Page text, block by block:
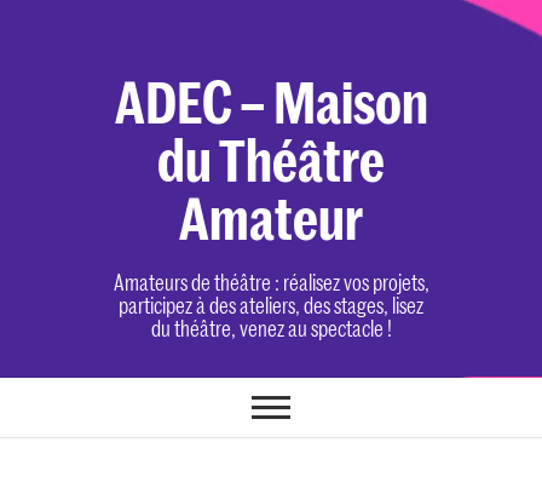
ADEC – Maison
du Théâtre
Amateur
Amateurs de théâtre : réalisez vos projets,
participez à des ateliers, des stages, lisez
du théâtre, venez au spectacle !